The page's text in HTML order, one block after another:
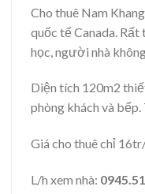
Cho thuê Nam
quốc tế Canada. Rất
học, người nhà
Diện tích 120m2
phòng khách và
Giá cho thuê chỉ
L/h xem nhà: